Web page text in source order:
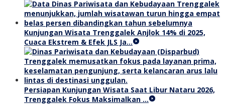
Kunjungan Wisata Trenggalek Anjlok 14% di 2025,
Cuaca Ekstrem & Efek JLS Ja…
Persiapan Kunjungan Wisata Saat Libur Nataru 2026,
Trenggalek Fokus Maksimalkan …